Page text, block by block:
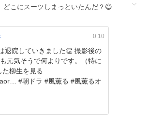
どこにスーツしまっといたんだ？😄
0:10
していきました👏 撮影後の
元気そうで何よりです。（特に
薫るオ